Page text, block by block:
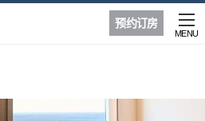
预约订房
MENU